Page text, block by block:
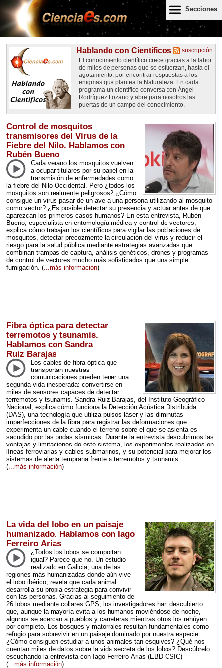
Secciones
suscripción
Hablando con Científicos
El conocimiento científico crece gracias a la labor
de miles de personas que se esfuerzan, hasta el
agotamiento, por encontrar respuestas a los
enigmas que plantea la Naturaleza. En cada
programa un científico conversa con Ángel
Rodríguez Lozano y abre para nosotros las
puertas de un campo del conocimiento.
Control de mosquitos
transmisores del Virus de la
Fiebre del Nilo. Hablamos con
Rubén Bueno
Cada verano los mosquitos vuelven
a ocupar titulares por su papel en la
transmisión de enfermedades como
la fiebre del Nilo Occidental. Pero ¿todos los
mosquitos son realmente peligrosos? ¿Cómo
consigue un virus pasar de un ave a una persona utilizando al mosquito
como vector? ¿Es posible detectar su presencia y actuar antes de que
aparezcan los primeros casos humanos? En esta entrevista, Rubén
Bueno, especialista en entomología médica y control de vectores,
explica cómo trabajan los científicos para vigilar las poblaciones de
mosquitos, detectar precozmente la circulación del virus y reducir el
riesgo para la salud pública mediante estrategias avanzadas que
combinan trampas de captura, análisis genéticos, drones y programas
de control de vectores mucho más sofisticados que una simple
fumigación. (...más información)
Fibra óptica para detectar
terremotos y tsunamis.
Hablamos con Sandra
Ruiz Barajas
Los cables de fibra óptica que
transportan nuestras
comunicaciones pueden tener una
segunda vida inesperada: convertirse en
miles de sensores capaces de detectar
terremotos y tsunamis. Sandra Ruiz Barajas, del Instituto Geográfico
Nacional, explica cómo funciona la Detección Acústica Distribuida
(DAS), una tecnología que utiliza pulsos láser y las diminutas
imperfecciones de la fibra para registrar las deformaciones que
experimenta un cable cuando el terreno sobre el que se asienta es
sacudido por las ondas sísmicas. Durante la entrevista descubrimos las
ventajas y limitaciones de este sistema, los experimentos realizados en
líneas ferroviarias y cables submarinos, y su potencial para mejorar los
sistemas de alerta temprana frente a terremotos y tsunamis.
(...más información)
La vida del lobo en un paisaje
humanizado. Hablamos con Iago
Ferreiro Arias
¿Todos los lobos se comportan
igual? Parece que no. Un estudio
realizado en Galicia, una de las
regiones más humanizadas donde aún vive
el lobo ibérico, revela que cada animal
desarrolla su propia estrategia para convivir
con las personas. Gracias al seguimiento de
26 lobos mediante collares GPS , los investigadores han descubierto
que, aunque la mayoría evita a los humanos moviéndose de noche,
algunos se acercan a pueblos y carreteras mientras otros los rehúyen
por completo. Los bosques y matorrales resultan fundamentales como
refugio para sobrevivir en un paisaje dominado por nuestra especie.
¿Cómo consiguen estudiar a unos animales tan esquivos? ¿Qué nos
cuentan miles de datos sobre la vida secreta de los lobos? Descúbrelo
escuchando la entrevista con Iago Ferreiro-Arias (EBD-CSIC)
(...más información)